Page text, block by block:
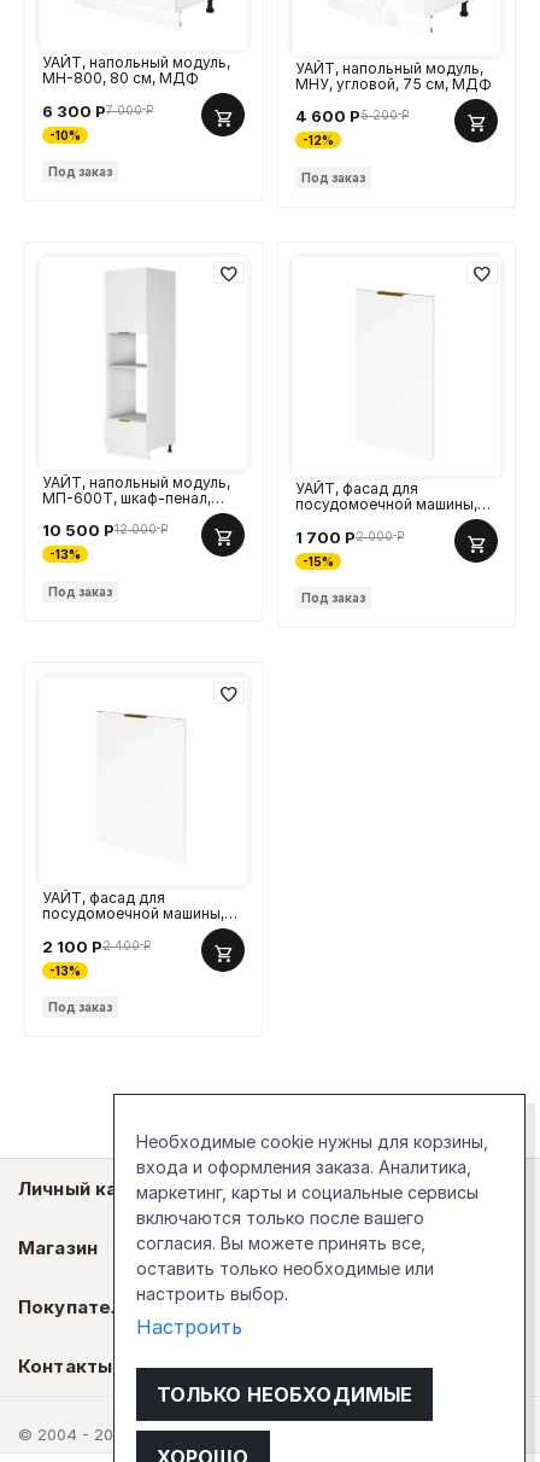
УАЙТ, напольный модуль,
МН-800, 80 см, МДФ
6 300 Р7 000 Р
-10%
Под заказ
УАЙТ, напольный модуль,
МНУ, угловой, 75 см, МДФ
4 600 Р5 200 Р
-12%
Под заказ
УАЙТ, напольный модуль,
МП-600Т, шкаф-пенал,
10 500 Р12 000 Р
-13%
Под заказ
УАЙТ, фасад для
посудомоечной машины,
1 700 Р2 000 Р
-15%
Под заказ
УАЙТ, фасад для
посудомоечной машины,
2 100 Р2 400 Р
-13%
Под заказ
Личный кабинет
Магазин
Покупателям
Контакты
© 2004 - 2026 Стокгольм
Необходимые cookie нужны для корзины,
входа и оформления заказа. Аналитика,
маркетинг, карты и социальные сервисы
включаются только после вашего
согласия. Вы можете принять все,
оставить только необходимые или
настроить выбор.
Настроить
ТОЛЬКО НЕОБХОДИМЫЕ
ХОРОШО